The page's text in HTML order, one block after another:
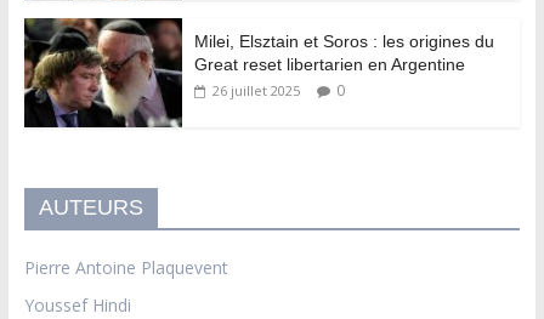
Milei, Elsztain et Soros : les origines du
Great reset libertarien en Argentine
26 juillet 2025 0
AUTEURS
Pierre Antoine Plaquevent
Youssef Hindi